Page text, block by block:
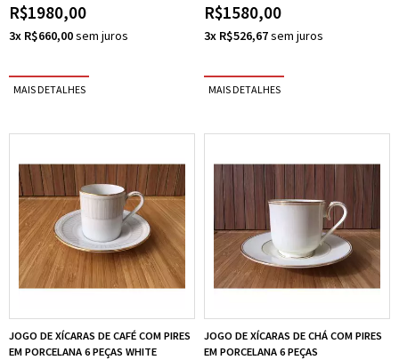
R$1980,00
3x R$660,00
R$1580,00
3x R$526,67
JOGO DE XÍCARAS DE CAFÉ COM PIRES
EM PORCELANA 6 PEÇAS WHITE
JOGO DE XÍCARAS DE CHÁ COM PIRES
EM PORCELANA 6 PEÇAS